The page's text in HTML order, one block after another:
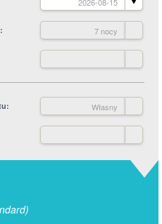
7 nocy
Własny